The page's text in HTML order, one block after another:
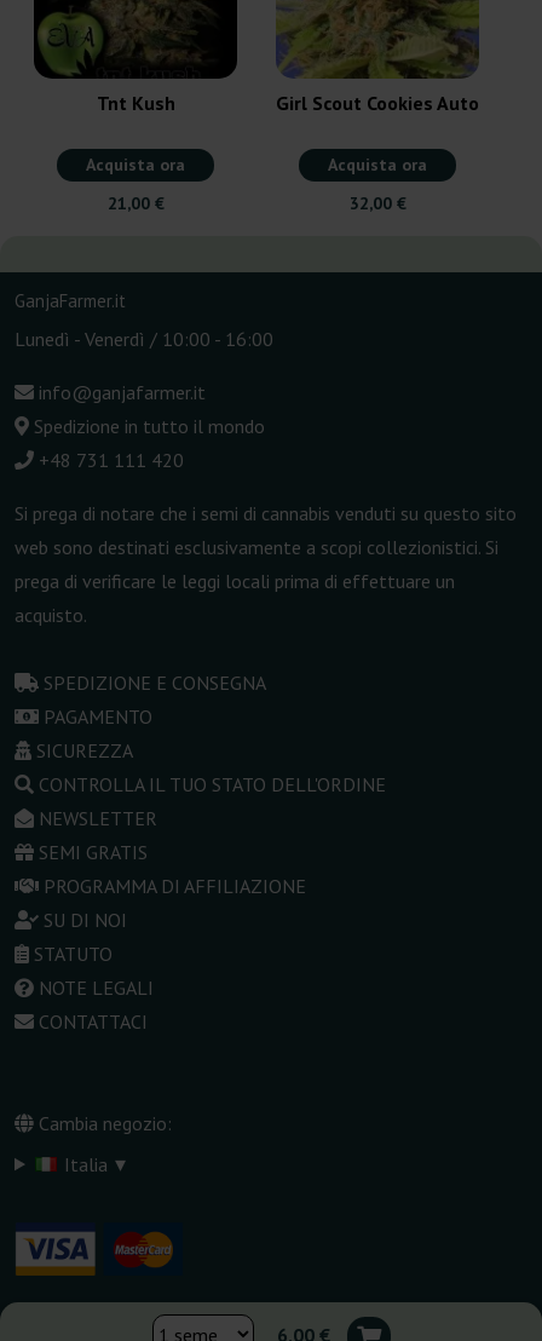
Tnt Kush
Acquista ora
21,00 €
Girl Scout Cookies Auto
Acquista ora
32,00 €
6,00 €
GanjaFarmer.it
Lunedì - Venerdì / 10:00 - 16:00
info@ganjafarmer.it
Spedizione in tutto il mondo
+48 731 111 420
Si prega di notare che i semi di cannabis venduti su questo sito
web sono destinati esclusivamente a scopi collezionistici. Si
prega di verificare le leggi locali prima di effettuare un
acquisto.
SPEDIZIONE E CONSEGNA
PAGAMENTO
SICUREZZA
CONTROLLA IL TUO STATO DELL'ORDINE
NEWSLETTER
SEMI GRATIS
PROGRAMMA DI AFFILIAZIONE
SU DI NOI
STATUTO
NOTE LEGALI
CONTATTACI
Cambia negozio:
Italia ▾